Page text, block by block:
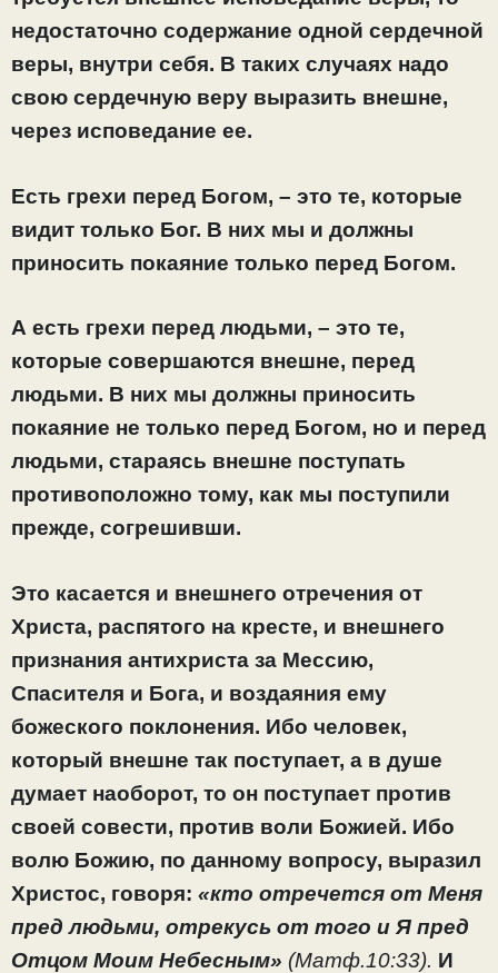
недостаточно содержание одной сердечной
веры, внутри себя. В таких случаях надо
свою сердечную веру выразить внешне,
через исповедание ее.
Есть грехи перед Богом, – это те, которые
видит только Бог. В них мы и должны
приносить покаяние только перед Богом.
А есть грехи перед людьми, – это те,
которые совершаются внешне, перед
людьми. В них мы должны приносить
покаяние не только перед Богом, но и перед
людьми, стараясь внешне поступать
противоположно тому, как мы поступили
прежде, согрешивши.
Это касается и внешнего отречения от
Христа, распятого на кресте, и внешнего
признания антихриста за Мессию,
Спасителя и Бога, и воздаяния ему
божеского поклонения. Ибо человек,
который внешне так поступает, а в душе
думает наоборот, то он поступает против
своей совести, против воли Божией. Ибо
волю Божию, по данному вопросу, выразил
Христос, говоря: «кто отречется от Меня
пред людьми, отрекусь от того и Я пред
Отцом Моим Небесным» (Матф.10:33). И